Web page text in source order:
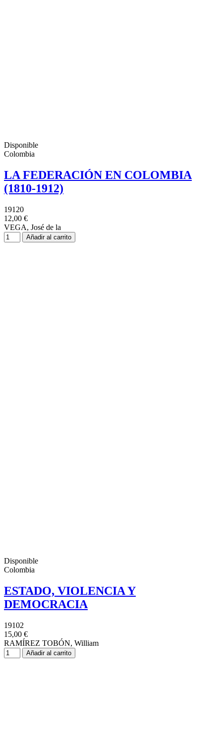
Disponible
Colombia
LA FEDERACIÓN EN COLOMBIA
(1810-1912)
19120
12,00 €
VEGA, José de la
Añadir al carrito
Disponible
Colombia
ESTADO, VIOLENCIA Y
DEMOCRACIA
19102
15,00 €
RAMÍREZ TOBÓN, William
Añadir al carrito